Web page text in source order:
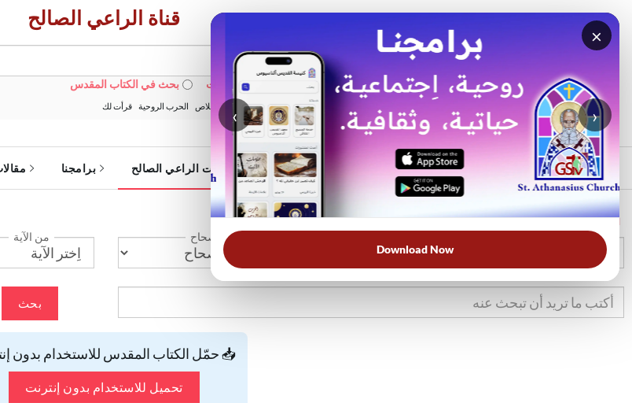
×
‹ ›
Download Now
قناة الراعي الصالح
بحث في الويبسايت بحث في الكتاب المقدس
الأكثر بحثًا: خبزنا اليومي الخلاص الحرب الروحية قرأت لك
الرئيسية خدمات الراعي الصالح برامجنا
الرئيسية
الإصحاح من الآية
بحث
📥 حمّل الكتاب المقدس للاستخدام بدون
تحميل للاستخدام بدون إنترنت